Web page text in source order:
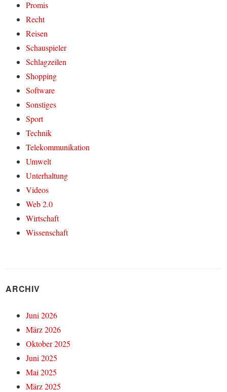
Promis
Recht
Reisen
Schauspieler
Schlagzeilen
Shopping
Software
Sonstiges
Sport
Technik
Telekommunikation
Umwelt
Unterhaltung
Videos
Web 2.0
Wirtschaft
Wissenschaft
ARCHIV
Juni 2026
März 2026
Oktober 2025
Juni 2025
Mai 2025
März 2025